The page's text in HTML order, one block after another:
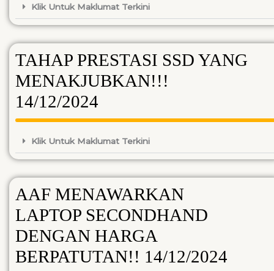
Klik Untuk Maklumat Terkini
TAHAP PRESTASI SSD YANG
MENAKJUBKAN!!!
14/12/2024
Klik Untuk Maklumat Terkini
AAF MENAWARKAN
LAPTOP SECONDHAND
DENGAN HARGA
BERPATUTAN!! 14/12/2024